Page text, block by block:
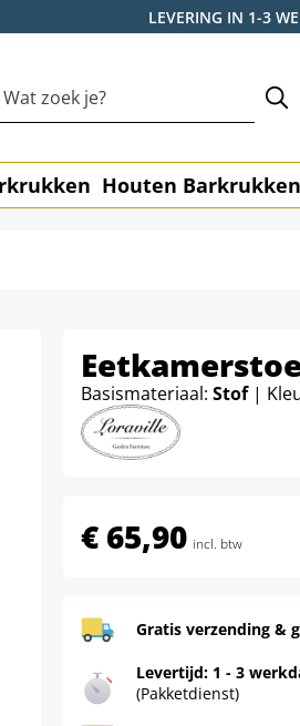
LEVERING IN 1-3
Houten Barkrukken
Basismateriaal: Stof |
€ 65,90 incl. btw
Gratis verzending &
Levertijd: 1 - 3
(Pakketdienst)